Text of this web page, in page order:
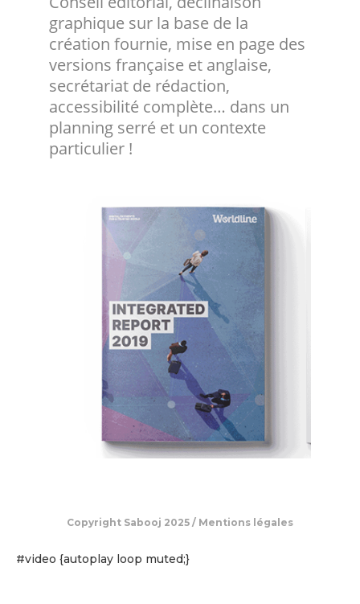
graphique sur la base de la
création fournie, mise en page des
versions française et anglaise,
secrétariat de rédaction,
accessibilité complète… dans un
planning serré et un contexte
particulier !
Copyright Sabooj 2025 / Mentions légales
#video {autoplay loop muted;}